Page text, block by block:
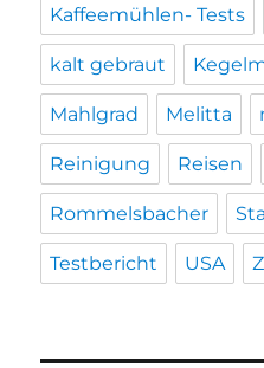
Kaffeemühlen- Tests
kalt gebraut
Mahlgrad Melitta
Reinigung Reisen
Rommelsbacher
Testbericht USA